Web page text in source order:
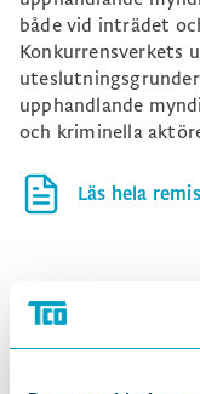
både vid inträdet
Konkurrensverkets
upphandlande
och kriminella
Läs hela